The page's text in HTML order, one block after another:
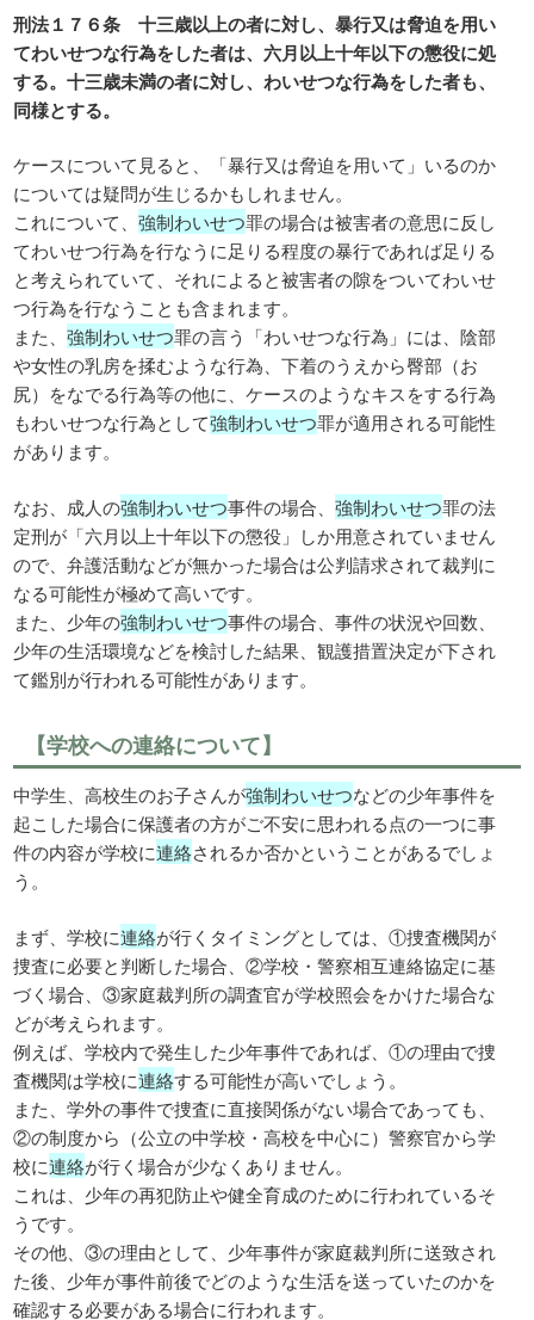
刑法１７６条 十三歳以上の者に対し、暴行又は脅迫を用い
てわいせつな行為をした者は、六月以上十年以下の懲役に処
する。十三歳未満の者に対し、わいせつな行為をした者も、
同様とする。
ケースについて見ると、「暴行又は脅迫を用いて」いるのか
については疑問が生じるかもしれません。
これについて、強制わいせつ罪の場合は被害者の意思に反し
てわいせつ行為を行なうに足りる程度の暴行であれば足りる
と考えられていて、それによると被害者の隙をついてわいせ
つ行為を行なうことも含まれます。
また、強制わいせつ罪の言う「わいせつな行為」には、陰部
や女性の乳房を揉むような行為、下着のうえから臀部（お
尻）をなでる行為等の他に、ケースのようなキスをする行為
もわいせつな行為として強制わいせつ罪が適用される可能性
があります。
なお、成人の強制わいせつ事件の場合、強制わいせつ罪の法
定刑が「六月以上十年以下の懲役」しか用意されていません
ので、弁護活動などが無かった場合は公判請求されて裁判に
なる可能性が極めて高いです。
また、少年の強制わいせつ事件の場合、事件の状況や回数、
少年の生活環境などを検討した結果、観護措置決定が下され
て鑑別が行われる可能性があります。
【学校への連絡について】
中学生、高校生のお子さんが強制わいせつなどの少年事件を
起こした場合に保護者の方がご不安に思われる点の一つに事
件の内容が学校に連絡されるか否かということがあるでしょ
う。
まず、学校に連絡が行くタイミングとしては、①捜査機関が
捜査に必要と判断した場合、②学校・警察相互連絡協定に基
づく場合、③家庭裁判所の調査官が学校照会をかけた場合な
どが考えられます。
例えば、学校内で発生した少年事件であれば、①の理由で捜
査機関は学校に連絡する可能性が高いでしょう。
また、学外の事件で捜査に直接関係がない場合であっても、
②の制度から（公立の中学校・高校を中心に）警察官から学
校に連絡が行く場合が少なくありません。
これは、少年の再犯防止や健全育成のために行われているそ
うです。
その他、③の理由として、少年事件が家庭裁判所に送致され
た後、少年が事件前後でどのような生活を送っていたのかを
確認する必要がある場合に行われます。